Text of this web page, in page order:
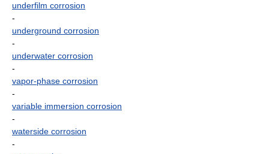
underfilm corrosion
-
underground corrosion
-
underwater corrosion
-
vapor-phase corrosion
-
variable immersion corrosion
-
waterside corrosion
-